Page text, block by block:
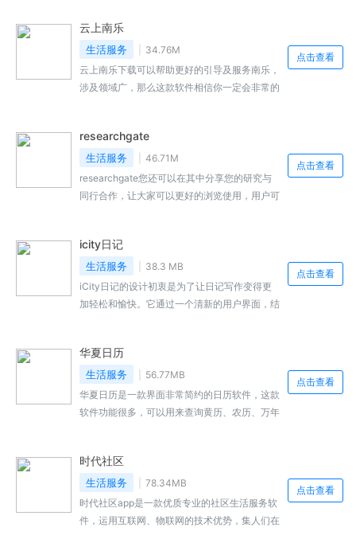
用户使用口腔产品提供很多的方便，用户还可以
随时打开手机进行详细的了解商品信息，软件提
供了广泛的产品种类，帮助用户选择适合自己的
产品，就来本站下载安装吧。
云上南乐
生活服务
34.76M
云上南乐下载可以帮助更好的引导及服务南乐，
涉及领域广，那么这款软件相信你一定会非常的
政，对于一些问题提问，同时涵盖了南乐号南乐
热点南乐党建掌上问政便民生活等诸多功能，当
用户遗失身份证后即可快速在线申请办理身份
证。喜欢的用户不妨来本站来下载体验！
点击查看
researchgate
生活服务
46.71M
researchgate您还可以在其中分享您的研究与
同行合作，让大家可以更好的浏览使用，用户可
的研究人员成功地上传更多的论文，你还可以与
您的同行联系并直接从您的手机向他们发送消
息，快来免费下载吧
点击查看
icity日记
生活服务
38.3 MB
iCity日记的设计初衷是为了让日记写作变得更
加轻松和愉快。它通过一个清新的用户界面，结
殊时刻的情感，iCity日记都能够提供恰当的工
具和环境。iCity日记非常重视用户的隐私，提
供了密码保护和加密功能，确保用户的日记内容
不会被未经授权的人查看。感兴趣的小伙伴快来
点击查看
华夏日历
生活服务
56.77MB
华夏日历是一款界面非常简约的日历软件，这款
软件功能很多，可以用来查询黄历、农历、万年
用。
点击查看
时代社区
生活服务
78.34MB
时代社区app是一款优质专业的社区生活服务软
件，运用互联网、物联网的技术优势，集人们在
点击查看